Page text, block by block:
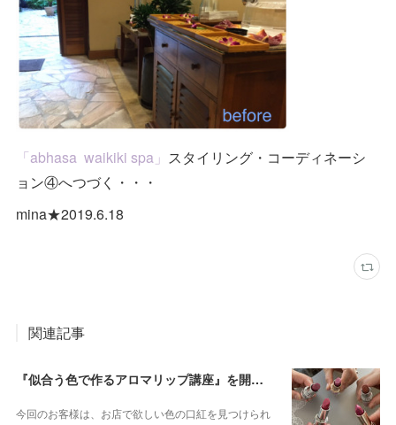
「abhasa waikiki spa」 スタイリング・コーディネーシ
ョン④へつづく・・・
mina★2019.6.18
関連記事
『似合う色で作るアロマリップ講座』を開催しました2024.4
今回のお客様は、お店で欲しい色の口紅を見つけられ